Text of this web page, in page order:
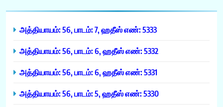
அத்தியாயம்: 56, பாடம்: 7, ஹதீஸ் எண்: 5333
அத்தியாயம்: 56, பாடம்: 6, ஹதீஸ் எண்: 5332
அத்தியாயம்: 56, பாடம்: 6, ஹதீஸ் எண்: 5331
அத்தியாயம்: 56, பாடம்: 5, ஹதீஸ் எண்: 5330